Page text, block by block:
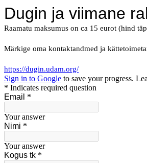
Dugin ja viimane
Raamatu maksumus on ca 15 eurot (hind
Märkige oma kontaktandmed ja
https://dugin.udam.org/
Sign in to Google to save your progress.
* Indicates required question
Email *
Your answer
Nimi *
Your answer
Kogus tk *